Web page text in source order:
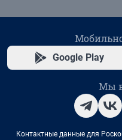
Google Play
Мы в
Контактные данные для